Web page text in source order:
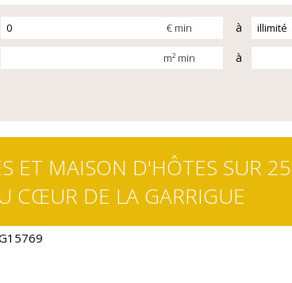
€ min à
m² min à
ET MAISON D'HÔTES SUR
CŒUR DE LA GARRIGUE